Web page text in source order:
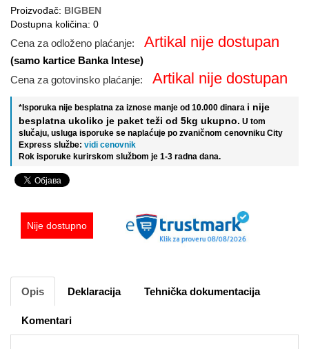
Proizvođač: BIGBEN
Dostupna količina: 0
Cena za odloženo plaćanje: Artikal nije dostupan
(samo kartice Banka Intese)
Cena za gotovinsko plaćanje:
Artikal nije dostupan
*Isporuka nije besplatna za iznose manje od 10.000 dinara i nije
besplatna ukoliko je paket teži od 5kg ukupno. U tom
slučaju, usluga isporuke se naplaćuje po zvaničnom cenovniku City
Express službe: vidi cenovnik
Rok isporuke kurirskom službom je 1-3 radna dana.
Nije dostupno
Opis Deklaracija Tehnička dokumentacija
Komentari